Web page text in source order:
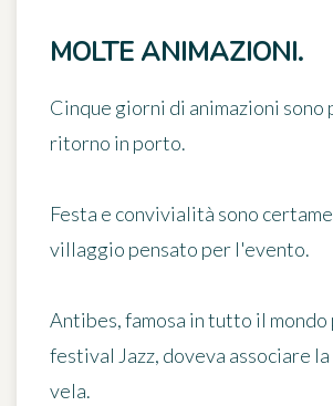
MOLTE ANIMAZIONI.
Cinque giorni di animazioni sono
ritorno in porto.
Festa e convivialità sono
villaggio pensato per l'evento.
Antibes, famosa in tutto il mondo
festival Jazz, doveva associare la
vela.